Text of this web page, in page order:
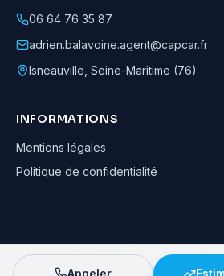
06 64 76 35 87
adrien.balavoine.agent@capcar.fr
Isneauville Seine-Maritime (76)
INFORMATIONS
Mentions légales
Politique de confidentialité
Adrien Balavoine—Agent automobile
· Tous droits
Appeler